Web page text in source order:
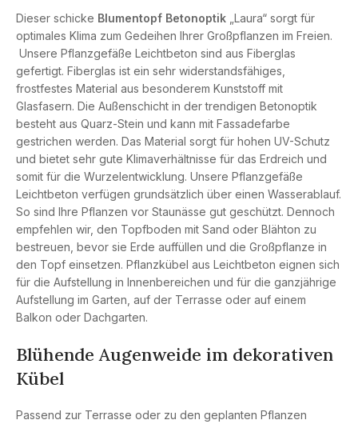
Dieser schicke Blumentopf Betonoptik „Laura“ sorgt für
optimales Klima zum Gedeihen Ihrer Großpflanzen im Freien.
Unsere Pflanzgefäße Leichtbeton sind aus Fiberglas
gefertigt. Fiberglas ist ein sehr widerstandsfähiges,
frostfestes Material aus besonderem Kunststoff mit
Glasfasern. Die Außenschicht in der trendigen Betonoptik
besteht aus Quarz-Stein und kann mit Fassadefarbe
gestrichen werden. Das Material sorgt für hohen UV-Schutz
und bietet sehr gute Klimaverhältnisse für das Erdreich und
somit für die Wurzelentwicklung. Unsere Pflanzgefäße
Leichtbeton verfügen grundsätzlich über einen Wasserablauf.
So sind Ihre Pflanzen vor Staunässe gut geschützt. Dennoch
empfehlen wir, den Topfboden mit Sand oder Blähton zu
bestreuen, bevor sie Erde auffüllen und die Großpflanze in
den Topf einsetzen. Pflanzkübel aus Leichtbeton eignen sich
für die Aufstellung in Innenbereichen und für die ganzjährige
Aufstellung im Garten, auf der Terrasse oder auf einem
Balkon oder Dachgarten.
Blühende Augenweide im dekorativen
Kübel
Passend zur Terrasse oder zu den geplanten Pflanzen